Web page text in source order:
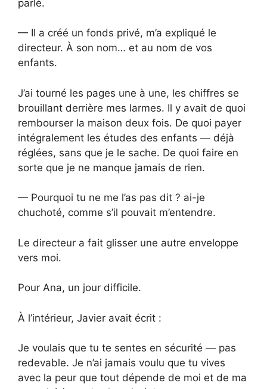
parlé.
— Il a créé un fonds privé, m’a expliqué le
directeur. À son nom… et au nom de vos
enfants.
J’ai tourné les pages une à une, les chiffres se
brouillant derrière mes larmes. Il y avait de quoi
rembourser la maison deux fois. De quoi payer
intégralement les études des enfants — déjà
réglées, sans que je le sache. De quoi faire en
sorte que je ne manque jamais de rien.
— Pourquoi tu ne me l’as pas dit ? ai-je
chuchoté, comme s’il pouvait m’entendre.
Le directeur a fait glisser une autre enveloppe
vers moi.
Pour Ana, un jour difficile.
À l’intérieur, Javier avait écrit :
Je voulais que tu te sentes en sécurité — pas
redevable. Je n’ai jamais voulu que tu vives
avec la peur que tout dépende de moi et de ma